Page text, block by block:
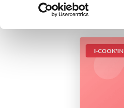
I-COOK'IN